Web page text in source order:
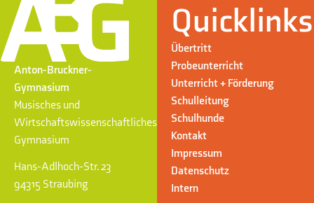
Anton-Bruckner-
Gymnasium
Musisches und
Wirtschaftswissenschaftliches
Gymnasium
Hans-Adlhoch-Str. 23
94315 Straubing
Quicklinks
Übertritt
Probeunterricht
Unterricht + Förderung
Schulleitung
Schulhunde
Kontakt
Impressum
Datenschutz
Intern